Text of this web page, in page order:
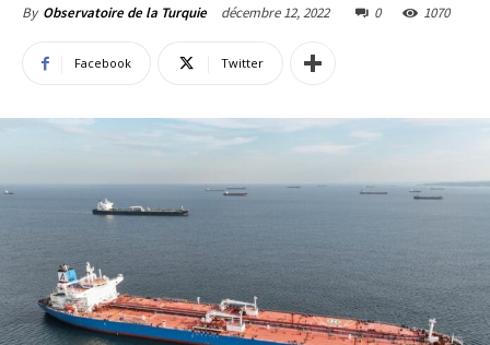
By Observatoire de la Turquie décembre 12, 2022 0 1070
Facebook Twitter